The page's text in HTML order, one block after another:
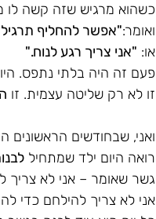
כשהוא מרגיש שזה קשה לו
ואומר:"אפשר להחליף
או: "אני צריך רגע לנוח."
פעם זה היה בלתי נתפס.
זו לא רק שליטה עצמית. זו
ואני, שבחודשים הראשונים
רואה היום ילד שמתחיל
גשר שאומר – אני לא צריך
אני לא צריך להילחם כדי